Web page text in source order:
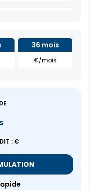
36 mois
€/mois
: €